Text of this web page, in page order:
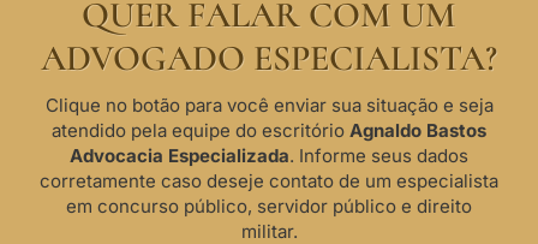
QUER FALAR COM UM
ADVOGADO ESPECIALISTA?
Clique no botão para você enviar sua situação e seja
atendido pela equipe do escritório Agnaldo Bastos
Advocacia Especializada. Informe seus dados
corretamente caso deseje contato de um especialista
em concurso público, servidor público e direito
militar.